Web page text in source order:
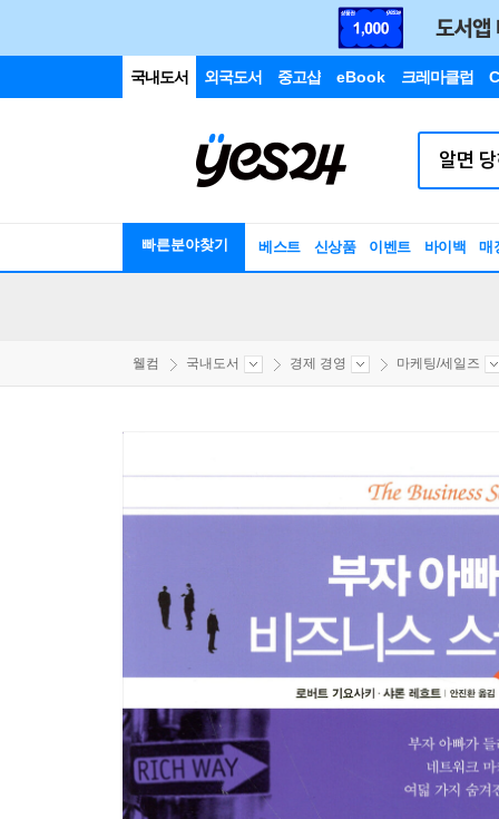
국내도서 외국도서 중고샵 eBook 크레마클럽
빠른분야찾기 베스트 신상품 이벤트 바이백 매
웰컴 국내도서 경제 경영 마케팅/세일즈